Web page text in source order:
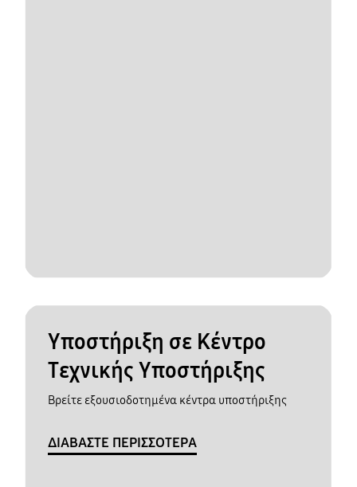
Υποστήριξη σε Κέντρο
Τεχνικής Υποστήριξης
Βρείτε εξουσιοδοτημένα κέντρα υποστήριξης
ΔΙΑΒΑΣΤΕ ΠΕΡΙΣΣΟΤΕΡΑ